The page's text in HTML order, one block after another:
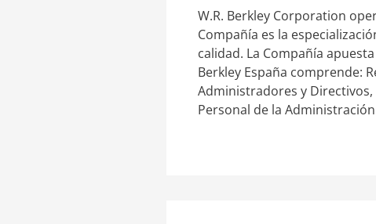
W.R. Berkley Corporation
Compañía es la
calidad. La Compañía
Berkley España comprende:
Administradores y
Personal de la